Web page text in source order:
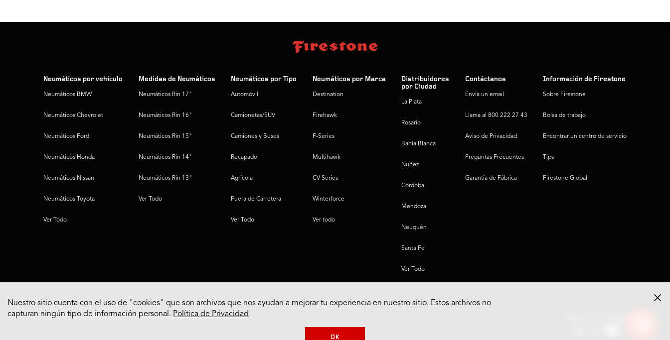
Neumáticos por vehículo
Neumáticos BMW
Neumáticos Chevrolet
Neumáticos Ford
Neumáticos Honda
Neumáticos Nissan
Neumáticos Toyota
Ver Todo
Medidas de Neumáticos
Neumáticos Rin 17"
Neumáticos Rin 16"
Neumáticos Rin 15"
Neumáticos Rin 14"
Neumáticos Rin 13"
Ver Todo
Neumáticos por Tipo
Automóvil
Camionetas/SUV
Camiones y Buses
Recapado
Agrícola
Fuera de Carretera
Ver Todo
Neumáticos por Marca
Destination
Firehawk
F-Series
Multihawk
CV Series
Winterforce
Ver todo
Distribuidores
por Ciudad
La Plata
Rosario
Bahía Blanca
Nuñez
Córdoba
Mendoza
Neuquén
Santa Fe
Ver Todo
Contáctanos
Envía un email
Llama al 800 222 27 43
Aviso de Privacidad
Preguntas Frecuentes
Garantía de Fábrica
Información de Firestone
Sobre Firestone
Bolsa de trabajo
Encontrar un centro de servicio
Tips
Firestone Global
© 2022 Bridgestone Americas Tire Operations, LLC
Nuestro sitio cuenta con el uso de "cookies" que son archivos que nos ayudan a mejorar tu experiencia en nuestro sitio. Estos archivos no
capturan ningún tipo de información personal. Política de Privacidad
OK